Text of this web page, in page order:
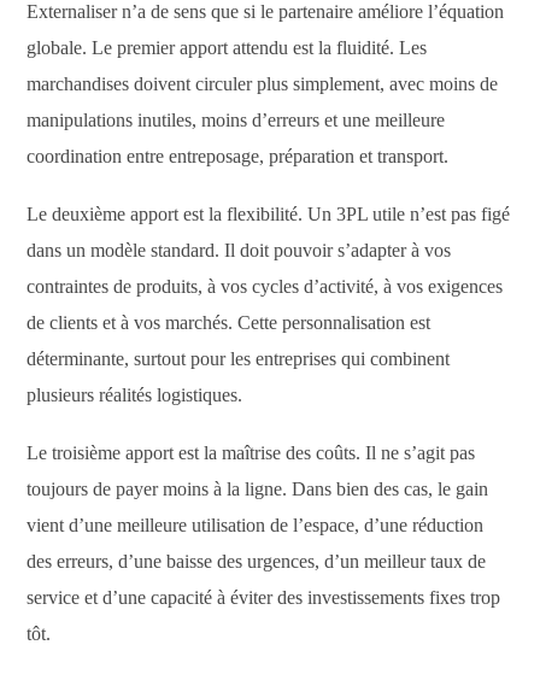
Externaliser n’a de sens que si le partenaire améliore l’équation
globale. Le premier apport attendu est la fluidité. Les
marchandises doivent circuler plus simplement, avec moins de
manipulations inutiles, moins d’erreurs et une meilleure
coordination entre entreposage, préparation et transport.
Le deuxième apport est la flexibilité. Un 3PL utile n’est pas figé
dans un modèle standard. Il doit pouvoir s’adapter à vos
contraintes de produits, à vos cycles d’activité, à vos exigences
de clients et à vos marchés. Cette personnalisation est
déterminante, surtout pour les entreprises qui combinent
plusieurs réalités logistiques.
Le troisième apport est la maîtrise des coûts. Il ne s’agit pas
toujours de payer moins à la ligne. Dans bien des cas, le gain
vient d’une meilleure utilisation de l’espace, d’une réduction
des erreurs, d’une baisse des urgences, d’un meilleur taux de
service et d’une capacité à éviter des investissements fixes trop
tôt.